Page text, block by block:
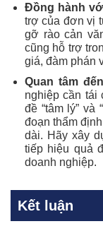
Đồng hành
trợ của đơn vị
gỡ rào cản
cũng hỗ trợ
giá, đàm phán
Quan tâm
nghiệp cần tái
đề “tâm lý”
đoạn thẩm
dài. Hãy xây
tiếp hiệu quả
doanh nghiệp.
Kết luận